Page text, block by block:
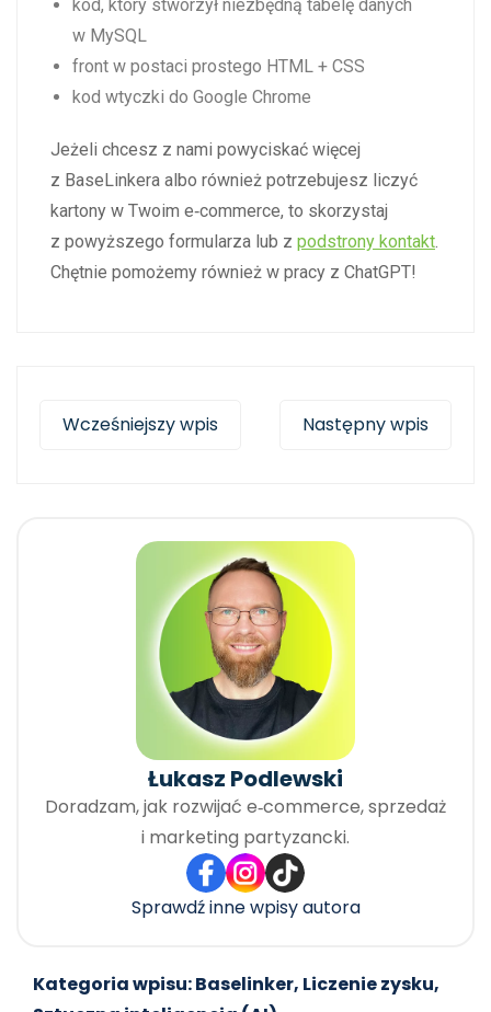
kod, który stworzył niezbędną tabelę danych
w MySQL
front w postaci prostego HTML + CSS
kod wtyczki do Google Chrome
Jeżeli chcesz z nami powyciskać więcej
z BaseLinkera albo również potrzebujesz liczyć
kartony w Twoim e‑commerce, to skorzystaj
z powyższego formularza lub z podstrony kontakt.
Chętnie pomożemy również w pracy z ChatGPT!
Wcześniejszy wpis Następny wpis
Łukasz Podlewski
Doradzam, jak rozwijać e‑commerce, sprzedaż
i marketing partyzancki.
Sprawdź inne wpisy autora
Kategoria wpisu: Baselinker, Liczenie zysku,